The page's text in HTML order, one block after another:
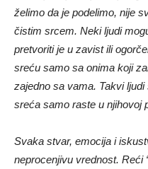
želimo da je podelimo, nije
čistim srcem. Neki ljudi
pretvoriti je u zavist ili
sreću samo sa onima koji
zajedno sa vama. Takvi
sreća samo raste u njihovoj
Svaka stvar, emocija i
neprocenjivu vrednost. Reći